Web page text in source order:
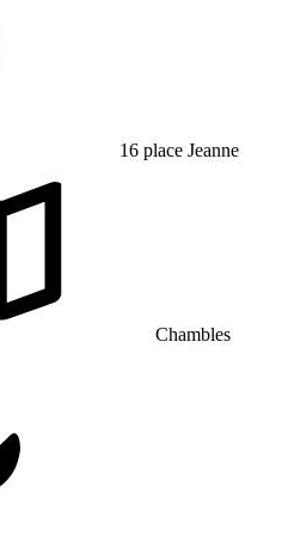
16 place Jeanne
Chambles